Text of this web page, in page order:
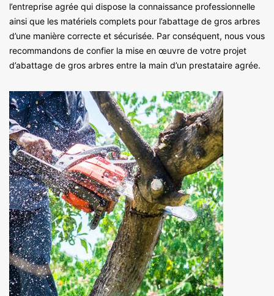
l’entreprise agrée qui dispose la connaissance professionnelle
ainsi que les matériels complets pour l’abattage de gros arbres
d’une manière correcte et sécurisée. Par conséquent, nous vous
recommandons de confier la mise en œuvre de votre projet
d’abattage de gros arbres entre la main d’un prestataire agrée.